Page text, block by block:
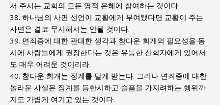
서 주시는 교회의 모든 영적 은혜에 참여하는 것이다.
38. 하나님의 사면 선언이 교황에게 부여됐다면 교황이 주는
사면은 결코 무시해서는 안될 것이다.
39. 면죄증에 대한 관대한 생각과 참다운 회개의 필요성을 동
시에 사람들에게 권장한다는 것은 유능한 신학자에게 있어서
도 매우 어려운 것이리라.
40. 참다운 회개는 징계를 달게 받는다. 그러나 면죄증에 대한
놀라운 사실은 징계를 등한시하고 슬픔을 가지려하는 행위까
지도 가볍게 여기고 있는 것이다.